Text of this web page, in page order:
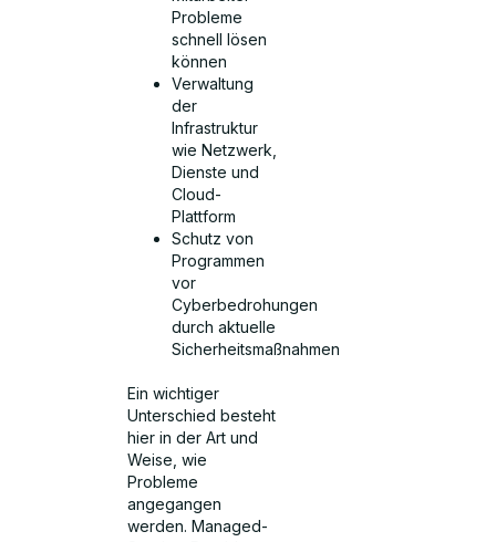
Probleme
schnell lösen
können
Verwaltung
der
Infrastruktur
wie Netzwerk,
Dienste und
Cloud-
Plattform
Schutz von
Programmen
vor
Cyberbedrohungen
durch aktuelle
Sicherheitsmaßnahmen
Ein wichtiger
Unterschied besteht
hier in der Art und
Weise, wie
Probleme
angegangen
werden. Managed-